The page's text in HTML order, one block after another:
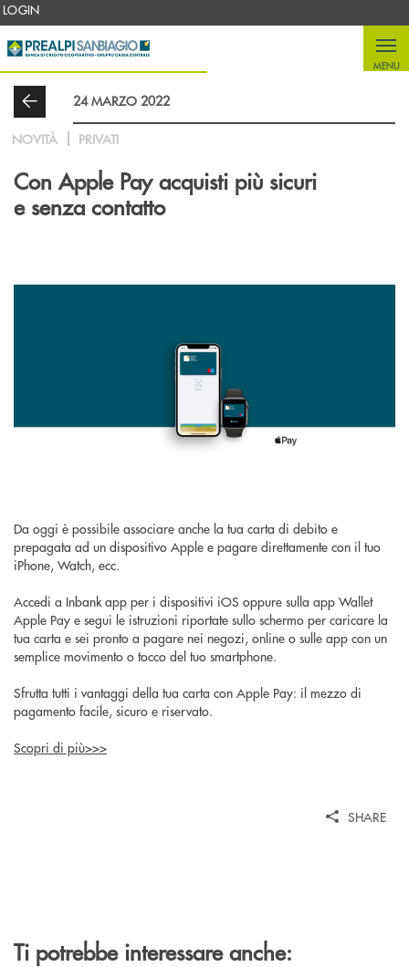
Salta al contenuto principale
LOGIN
MENU
24 MARZO 2022
NOVITÀ PRIVATI
Con Apple Pay acquisti più sicuri
e senza contatto
Da oggi è possibile associare anche la tua carta di debito e
prepagata ad un dispositivo Apple e pagare direttamente con il tuo
iPhone, Watch, ecc.
Accedi a Inbank app per i dispositivi iOS oppure sulla app Wallet
Apple Pay e segui le istruzioni riportate sullo schermo per caricare la
tua carta e sei pronto a pagare nei negozi, online o sulle app con un
semplice movimento o tocco del tuo smartphone.
Sfrutta tutti i vantaggi della tua carta con Apple Pay: il mezzo di
pagamento facile, sicuro e riservato.
Scopri di più>>>
SHARE
Ti potrebbe interessare anche: